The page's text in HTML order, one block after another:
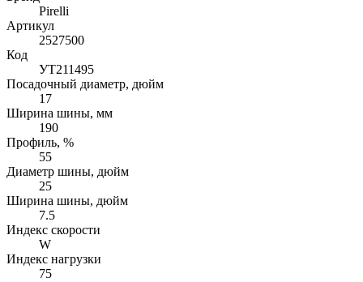
Pirelli
Артикул
2527500
Код
УТ211495
Посадочный диаметр, дюйм
17
Ширина шины, мм
190
Профиль, %
55
Диаметр шины, дюйм
25
Ширина шины, дюйм
7.5
Индекс скорости
W
Индекс нагрузки
75